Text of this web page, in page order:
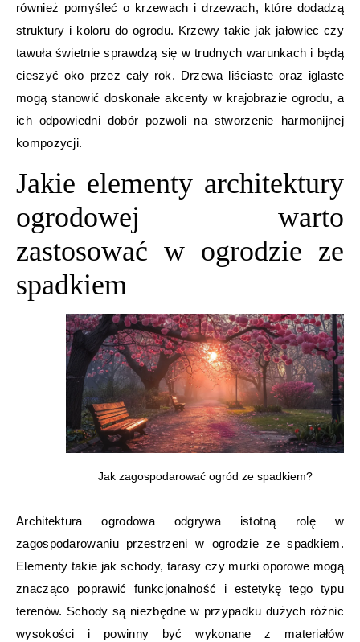
również pomyśleć o krzewach i drzewach, które dodadzą
struktury i koloru do ogrodu. Krzewy takie jak jałowiec czy
tawuła świetnie sprawdzą się w trudnych warunkach i będą
cieszyć oko przez cały rok. Drzewa liściaste oraz iglaste
mogą stanowić doskonałe akcenty w krajobrazie ogrodu, a
ich odpowiedni dobór pozwoli na stworzenie harmonijnej
kompozycji.
Jakie elementy architektury
ogrodowej warto
zastosować w ogrodzie ze
spadkiem
Jak zagospodarować ogród ze spadkiem?
Architektura ogrodowa odgrywa istotną rolę w
zagospodarowaniu przestrzeni w ogrodzie ze spadkiem.
Elementy takie jak schody, tarasy czy murki oporowe mogą
znacząco poprawić funkcjonalność i estetykę tego typu
terenów. Schody są niezbędne w przypadku dużych różnic
wysokości i powinny być wykonane z materiałów